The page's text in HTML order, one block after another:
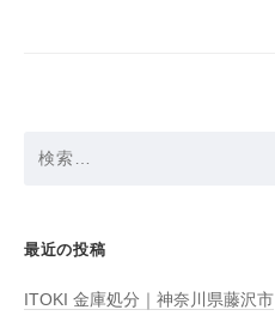
最近の投稿
ITOKI 金庫処分｜神奈川県藤沢市